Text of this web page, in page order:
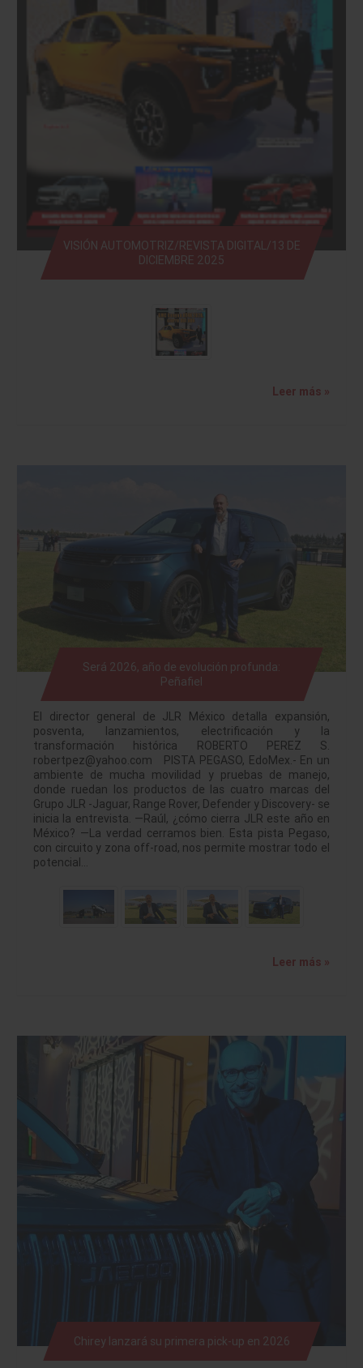
VISIÓN AUTOMOTRIZ/REVISTA DIGITAL/13 DE
DICIEMBRE 2025
Leer más »
Será 2026, año de evolución profunda:
Peñafiel
El director general de JLR México detalla expansión,
posventa, lanzamientos, electrificación y la
transformación histórica ROBERTO PEREZ S.
robertpez@yahoo.com PISTA PEGASO, EdoMex.- En un
ambiente de mucha movilidad y pruebas de manejo,
donde ruedan los productos de las cuatro marcas del
Grupo JLR -Jaguar, Range Rover, Defender y Discovery- se
inicia la entrevista. —Raúl, ¿cómo cierra JLR este año en
México? —La verdad cerramos bien. Esta pista Pegaso,
con circuito y zona off-road, nos permite mostrar todo el
potencial…
Leer más »
Chirey lanzará su primera pick-up en 2026